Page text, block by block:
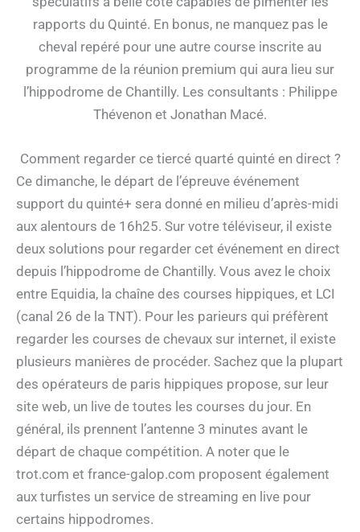
rapports du Quinté. En bonus, ne manquez pas le
cheval repéré pour une autre course inscrite au
programme de la réunion premium qui aura lieu sur
l’hippodrome de Chantilly. Les consultants : Philippe
Thévenon et Jonathan Macé.
Comment regarder ce tiercé quarté quinté en direct ?
Ce dimanche, le départ de l’épreuve événement
support du quinté+ sera donné en milieu d’après-midi
aux alentours de 16h25. Sur votre téléviseur, il existe
deux solutions pour regarder cet événement en direct
depuis l’hippodrome de Chantilly. Vous avez le choix
entre Equidia, la chaîne des courses hippiques, et LCI
(canal 26 de la TNT). Pour les parieurs qui préfèrent
regarder les courses de chevaux sur internet, il existe
plusieurs manières de procéder. Sachez que la plupart
des opérateurs de paris hippiques propose, sur leur
site web, un live de toutes les courses du jour. En
général, ils prennent l’antenne 3 minutes avant le
départ de chaque compétition. A noter que le
trot.com et france-galop.com proposent également
aux turfistes un service de streaming en live pour
certains hippodromes.